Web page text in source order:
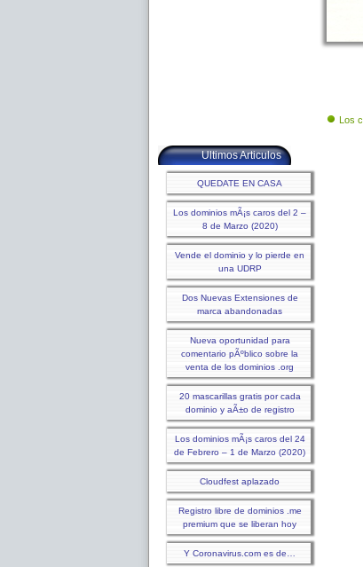
Ultimos Articulos
QUEDATE EN CASA
Los dominios mÃ¡s caros del 2 –
8 de Marzo (2020)
Vende el dominio y lo pierde en
una UDRP
Dos Nuevas Extensiones de
marca abandonadas
Nueva oportunidad para
comentario pÃºblico sobre la
venta de los dominios .org
20 mascarillas gratis por cada
dominio y aÃ±o de registro
Los dominios mÃ¡s caros del 24
de Febrero – 1 de Marzo (2020)
Cloudfest aplazado
Registro libre de dominios .me
premium que se liberan hoy
Y Coronavirus.com es de…
Los